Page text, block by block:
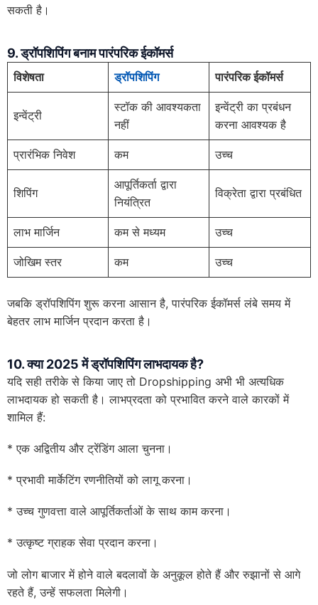
सकती है।
9. ड्रॉपशिपिंग बनाम पारंपरिक ईकॉमर्स
विशेषता ड्रॉपशिपिंग पारंपरिक ईकॉमर्स
इन्वेंट्री
स्टॉक की आवश्यकता
नहीं
इन्वेंट्री का प्रबंधन
करना आवश्यक है
प्रारंभिक निवेश कम उच्च
शिपिंग
आपूर्तिकर्ता द्वारा
नियंत्रित
विक्रेता द्वारा प्रबंधित
लाभ मार्जिन कम से मध्यम उच्च
जोखिम स्तर कम उच्च
जबकि ड्रॉपशिपिंग शुरू करना आसान है, पारंपरिक ईकॉमर्स लंबे समय में
बेहतर लाभ मार्जिन प्रदान करता है।
10. क्या 2025 में ड्रॉपशिपिंग लाभदायक है?
यदि सही तरीके से किया जाए तो Dropshipping अभी भी अत्यधिक
लाभदायक हो सकती है। लाभप्रदता को प्रभावित करने वाले कारकों में
शामिल हैं:
* एक अद्वितीय और ट्रेंडिंग आला चुनना।
* प्रभावी मार्केटिंग रणनीतियों को लागू करना।
* उच्च गुणवत्ता वाले आपूर्तिकर्ताओं के साथ काम करना।
* उत्कृष्ट ग्राहक सेवा प्रदान करना।
जो लोग बाजार में होने वाले बदलावों के अनुकूल होते हैं और रुझानों से आगे
रहते हैं, उन्हें सफलता मिलेगी।